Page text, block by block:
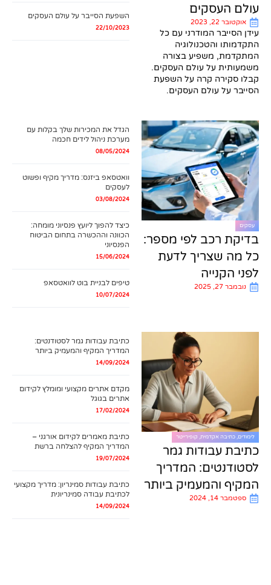
עולם העסקים
אוקטובר 22, 2023
עידן הסייבר המודרני עם כל
התקדמותו והטכנולוגיה
המתקדמת, משפיע בצורה
משמעותית על עולם העסקים.
קבלו סקירה קרה על השפעת
הסייבר על עולם העסקים.
השפעת הסייבר על עולם העסקים
22/10/2023
עסקים
בדיקת רכב לפי מספר:
כל מה שצריך לדעת
לפני הקנייה
נובמבר 27, 2025
הגדל את המכירות שלך בקלות עם
מערכת ניהול לידים חכמה
08/05/2024
וואטסאפ ביזנס: מדריך מקיף ופשוט
לעסקים
03/08/2024
כיצד להפוך ליועץ פנסיוני מומחה:
הכוונה וההכשרה בתחום הביטוח
הפנסיוני
15/06/2024
טיפים לבניית בוט לוואטסאפ
10/07/2024
לימודים, כתיבה אקדמית, קופירייטר
כתיבת עבודות גמר
לסטודנטים: המדריך
המקיף והמעמיק ביותר
ספטמבר 14, 2024
כתיבת עבודות גמר לסטודנטים:
המדריך המקיף והמעמיק ביותר
14/09/2024
מקדם אתרים מקצועי ומומלץ לקידום
אתרים בגוגל
17/02/2024
כתיבת מאמרים לקידום אורגני –
המדריך המקיף להצלחה ברשת
19/07/2024
כתיבת עבודות סמינריון: מדריך מקצועי
לכתיבת עבודה סמינריונית
14/09/2024